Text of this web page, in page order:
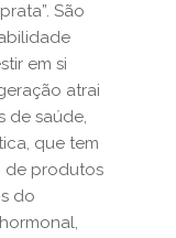
São
em si
atrai
de saúde,
que tem
de produtos
do